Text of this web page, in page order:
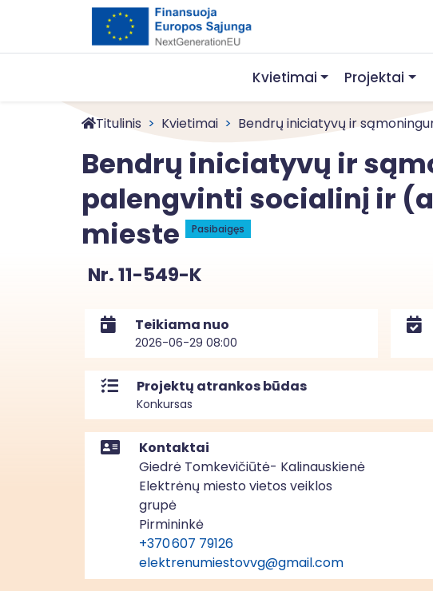
Kvietimai Projektai
Titulinis Kvietimai Bendrų iniciatyvų ir
Bendrų iniciatyvų ir
palengvinti socialinį ir
mieste
Pasibaigęs
Nr. 11-549-K
Teikiama nuo
2026-06-29 08:00
Projektų atrankos būdas
Konkursas
Kontaktai
Giedrė Tomkevičiūtė- Kalinauskienė
Elektrėnų miesto vietos veiklos
grupė
Pirmininkė
+370 607 79126
elektrenumiestovvg@gmail.com